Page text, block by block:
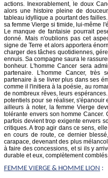
actions. Inexorablement, le doux
alors une histoire pleine de
tableau idyllique a pourtant des
sa femme Vierge si timide, lui-même
Le manque de fantaisie pourrait
donné. Mais n'oublions pas cet
signe de Terre et alors apportera
charger des tâches quotidiennes,
ennuis. Sa compagne saura le
bonheur. L'homme Cancer sera
partenaire. L'homme Cancer,
partenaire à se livrer plus dans ses
comme il l'initiera à la poésie, au
de nombreux rêves, leurs
potentiels pour se réaliser, s'épanouir
ailleurs à noter, la femme Vierge
tolérante envers son homme
parfois devient trop exigente envers
critiques. A trop agir dans ce sens,
en cours de route, ce dernier
carapace, devenant des plus
à faire des concessions, et si ils y
durable et eux, complètement
FEMME VIERGE & HOMME LION :